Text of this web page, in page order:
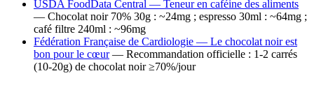
USDA FoodData Central — Teneur en caféine des aliments
— Chocolat noir 70% 30g : ~24mg ; espresso 30ml : ~64mg ;
café filtre 240ml : ~96mg
Fédération Française de Cardiologie — Le chocolat noir est
bon pour le cœur— Recommandation officielle : 1-2 carrés
(10-20g) de chocolat noir ≥70%/jour